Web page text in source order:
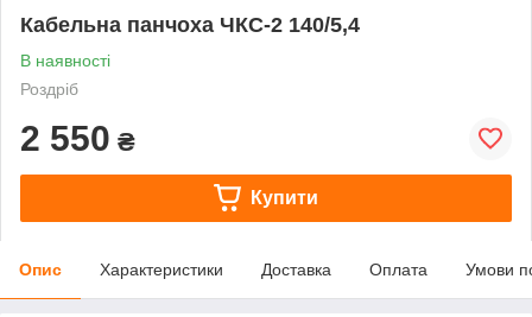
Кабельна панчоха ЧКС-2 140/5,4
В наявності
Роздріб
2 550 ₴
Купити
Опис Характеристики Доставка Оплата Умови